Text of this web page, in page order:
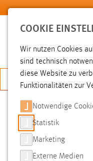
Zum Hauptinhalt springen
SUCHE
FILTER
COOKIE
Wir nutzen Cookies
sind technisch
diese Website zu
Funktionalitäten zur
Notwendige
Statistik
Marketing
Externe Medien